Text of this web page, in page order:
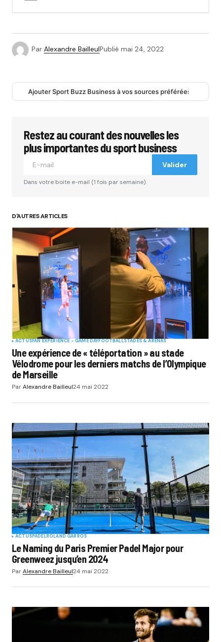
Par Alexandre BailleulPublié mai 24, 2022
Ajouter Sport Buzz Business à vos sources préférées
Restez au courant des nouvelles les
plus importantes du sport business
Valider
Dans votre boite e-mail (1 fois par semaine).
D'AUTRES ARTICLES
ACTUSFAN EXPERIENCE - GAME DAYFOOTBALLSTADES & ARENAS
Une expérience de « téléportation » au stade
Vélodrome pour les derniers matchs de l’Olympique
de Marseille
ParAlexandre Bailleul24 mai 2022
ACTUSPADELROLAND GARROS
Le Naming du Paris Premier Padel Major pour
Greenweez jusqu’en 2024
ParAlexandre Bailleul24 mai 2022